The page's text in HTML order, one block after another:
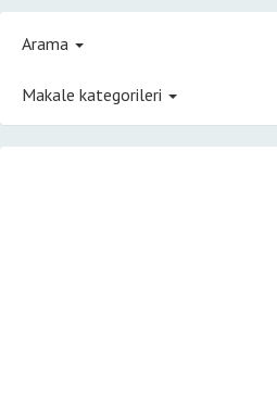
Arama
Makale kategorileri